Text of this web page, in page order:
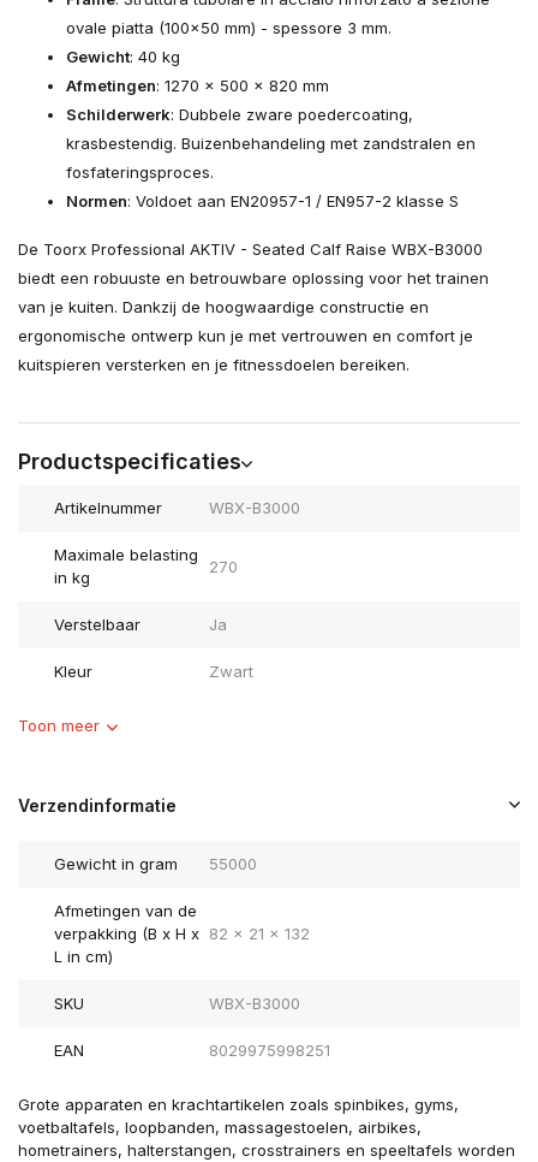
ovale piatta (100x50 mm) - spessore 3 mm.
Gewicht: 40 kg
Afmetingen: 1270 x 500 x 820 mm
Schilderwerk: Dubbele zware poedercoating,
krasbestendig. Buizenbehandeling met zandstralen en
fosfateringsproces.
Normen: Voldoet aan EN20957-1 / EN957-2 klasse S
De Toorx Professional AKTIV - Seated Calf Raise WBX-B3000
biedt een robuuste en betrouwbare oplossing voor het trainen
van je kuiten. Dankzij de hoogwaardige constructie en
ergonomische ontwerp kun je met vertrouwen en comfort je
kuitspieren versterken en je fitnessdoelen bereiken.
Productspecificaties
Artikelnummer WBX-B3000
Maximale belasting
in kg
270
Verstelbaar Ja
Kleur Zwart
Toon meer
Verzendinformatie
Gewicht in gram 55000
Afmetingen van de
verpakking (B x H x
L in cm)
82 x 21 x 132
SKU WBX-B3000
EAN 8029975998251
Grote apparaten en krachtartikelen zoals spinbikes, gyms,
voetbaltafels, loopbanden, massagestoelen, airbikes,
hometrainers, halterstangen, crosstrainers en speeltafels worden